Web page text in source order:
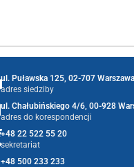
ul. Puławska 125, 02-707 Warszawa
adres siedziby
ul. Chałubińskiego 4/6, 00-928
adres do korespondencji
+48 22 522 55 20
sekretariat
+48 500 233 233